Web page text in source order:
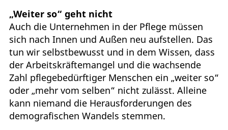
„Weiter so“ geht nicht
Auch die Unternehmen in der Pflege müssen
sich nach Innen und Außen neu aufstellen. Das
tun wir selbstbewusst und in dem Wissen, dass
der Arbeitskräftemangel und die wachsende
Zahl pflegebedürftiger Menschen ein „weiter so“
oder „mehr vom selben“ nicht zulässt. Alleine
kann niemand die Herausforderungen des
demografischen Wandels stemmen.